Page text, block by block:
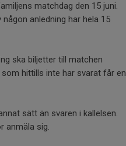
matchdag den 15 juni.
anledning har hela 15
ska biljetter till matchen
hittills inte har svarat får en
sätt än svaren i kallelsen.
anmäla sig.